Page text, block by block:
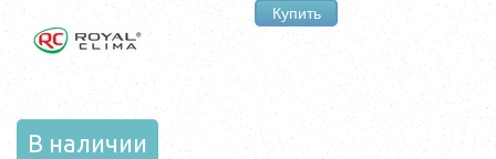
Купить
В наличии